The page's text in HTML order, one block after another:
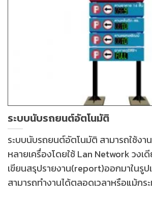
ระบบนับรถยนต์อัตโนมัติ
ระบบนับรถยนต์อัตโนมัติ สามารถใช้งา
หลายเครื่องโดยใช้ Lan Network วงเ
เขียนสรุปรายงาน(report)ออกมาในรู
สามารถทำงานได้ตลอดเวลาหรือแม้ก